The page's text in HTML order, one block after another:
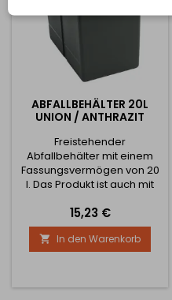
ABFALLBEHÄLTER 20L
UNION / ANTHRAZIT
Freistehender
Abfallbehälter mit einem
Fassungsvermögen von 20
l. Das Produkt ist auch mit
freistehend oder für eine
Schublade.
Preis
15,23 €
 In den Warenkorb